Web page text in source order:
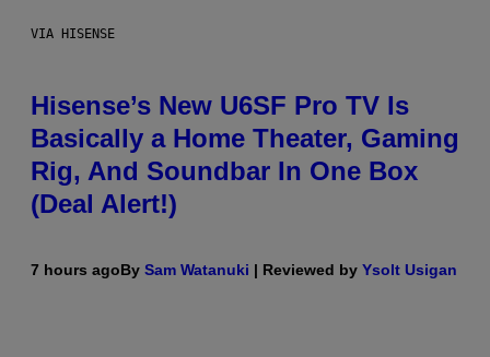
VIA HISENSE
Hisense’s New U6SF Pro TV Is
Basically a Home Theater, Gaming
Rig, And Soundbar In One Box
(Deal Alert!)
7 hours agoBy Sam Watanuki | Reviewed by Ysolt Usigan